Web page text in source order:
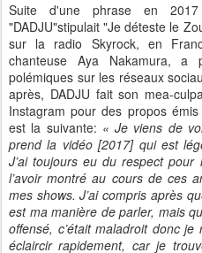
Suite d'une phrase en 2017
"DADJU"stipulait "Je déteste le
sur la radio Skyrock, en
chanteuse Aya Nakamura,
polémiques sur les réseaux
après, DADJU fait son mea-
Instagram pour des propos
est la suivante: « Je viens de
prend la vidéo [2017] qui est
J’ai toujours eu du respect
l’avoir montré au cours de ces
mes shows. J’ai compris après
est ma manière de parler, mais
offensé, c’était maladroit donc
éclaircir rapidement, car je